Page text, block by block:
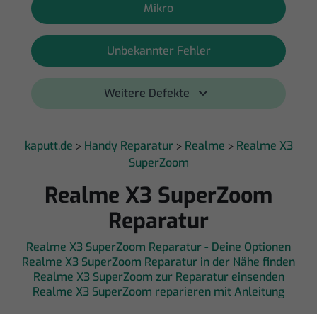
Mikro
Unbekannter Fehler
Weitere Defekte
kaputt.de > Handy Reparatur > Realme > Realme X3
SuperZoom
Realme X3 SuperZoom
Reparatur
Realme X3 SuperZoom Reparatur - Deine Optionen
Realme X3 SuperZoom Reparatur in der Nähe finden
Realme X3 SuperZoom zur Reparatur einsenden
Realme X3 SuperZoom reparieren mit Anleitung